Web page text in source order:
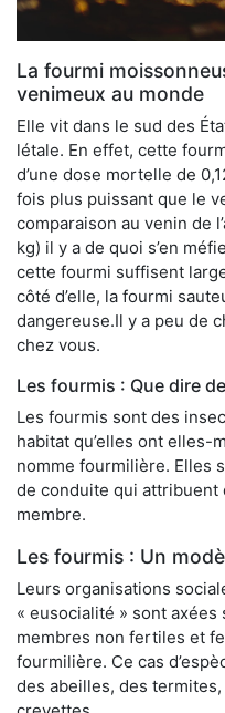
La fourmi
venimeux au monde
Elle vit dans le sud des
létale. En effet, cette
d’une dose mortelle de
fois plus puissant que le
comparaison au venin de
kg) il y a de quoi s’en
cette fourmi suffisent
côté d’elle, la fourmi
dangereuse.Il y a peu de
chez vous.
Les fourmis : Que dire
Les fourmis sont des
habitat qu’elles ont elles-
nomme fourmilière. Elles
de conduite qui attribuent
membre.
Les fourmis : Un
Leurs organisations
« eusocialité » sont
membres non fertiles et
fourmilière. Ce cas
des abeilles, des